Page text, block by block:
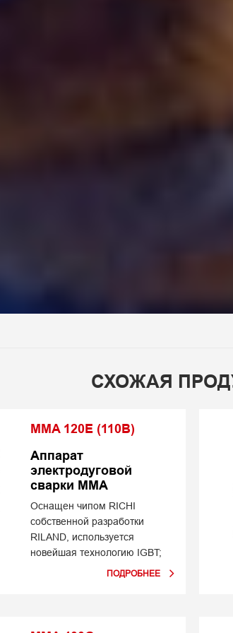
СХОЖАЯ
MMA 120E (110В)
Аппарат
электродуговой
сварки MMA
Оснащен чипом RICHI
собственной разработки
RILAND, используется
новейшая технологию IGBT;